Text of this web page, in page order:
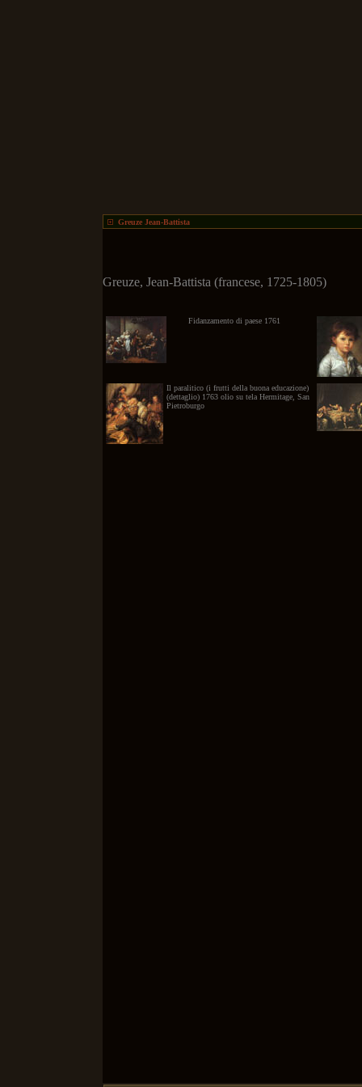
Greuze Jean-Battista
Greuze, Jean-Battista (francese, 1725-1805)
Fidanzamento di paese 1761
Il paralitico (i frutti della buona educazione)
(dettaglio) 1763 olio su tela Hermitage, San
Pietroburgo